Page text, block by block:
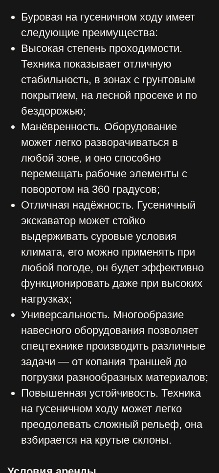
преодолевать сложный рельеф, она
взбирается на крутые склоны.
Условия аренды
У нас действует аренда экскаватора с
физических и юридических лиц.
Условия аренды:
Минимальная аренда экскаватора с
буровой составляет 3 смены.
Минимальная смена 10 часов в день.
помощи тралла совместно с
манипулятором. Доставка оплачивается
в обе стороны (на объект и с объекта)
Спецтехника поставляется с
профессиональным оператором-
водителем;
Все затраты на ГСМ включаются в
стоимость аренды;
Аренда экскаватора ямобура у нас
позволит существенно сэкономить
траты, силы и время. У нас имеется
мощная техника, которая сможет
выполнить работ любой сложности, и
она подходит для разных сфер. И при
необходимости всегда можно связаться
предоставят дополнительную
информацию и помогут определиться с
выбором.
ТАКЖЕ